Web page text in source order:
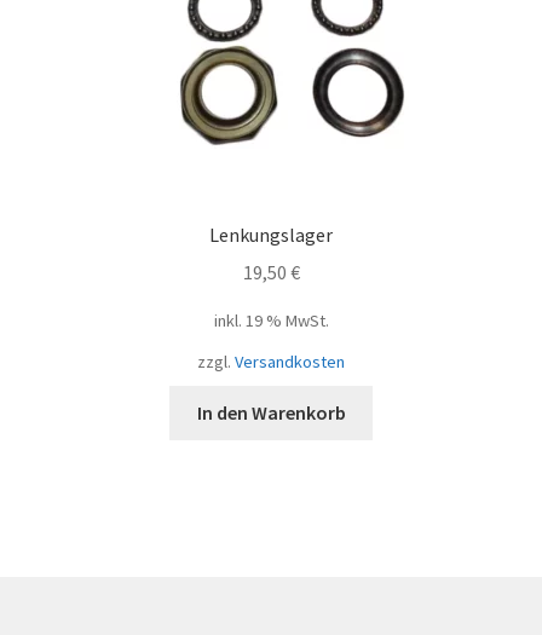
Lenkungslager
19,50 €
inkl. 19 % MwSt.
zzgl. Versandkosten
In den Warenkorb